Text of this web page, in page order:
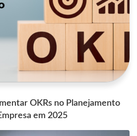
OKRs no Planejamento
em 2025